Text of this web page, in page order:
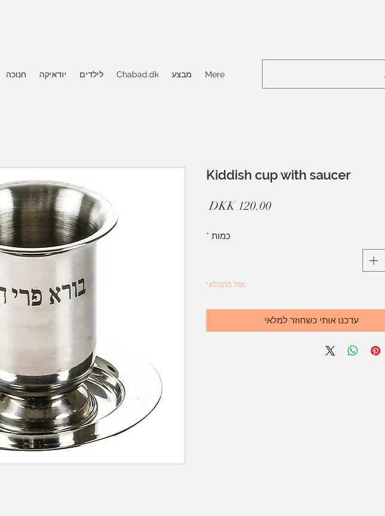
חנוכה יודאיקה לילדים Chabad.dk מבצע Mere
Kiddish cup with saucer
כמות *
אזל מהמלאי
עדכנו אותי כשחוזר למלאי